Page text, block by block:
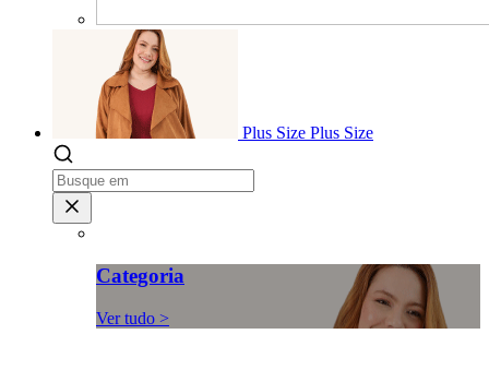
Plus Size Plus Size
Categoria
Ver tudo >